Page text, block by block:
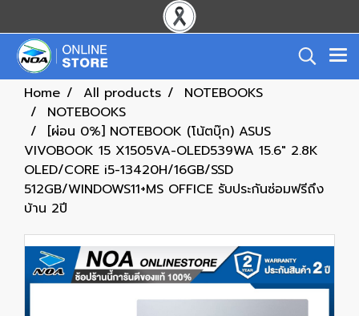
Home All products
NOTEBOOKS
NOTEBOOKS
[ผ่อน 0%] NOTEBOOK (โน้ตบุ๊ก) ASUS
VIVOBOOK 15 X1505VA-OLED539WA 15.6" 2.8K
OLED/CORE i5-13420H/16GB/SSD
512GB/WINDOWS11+MS OFFICE รับประกันซ่อมฟรีถึง
บ้าน 2ปี